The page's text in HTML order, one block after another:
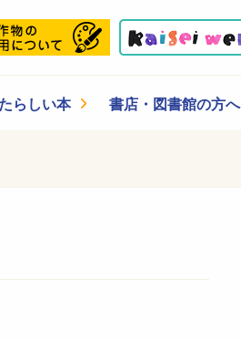
らしい本 書店・図書館の方へ